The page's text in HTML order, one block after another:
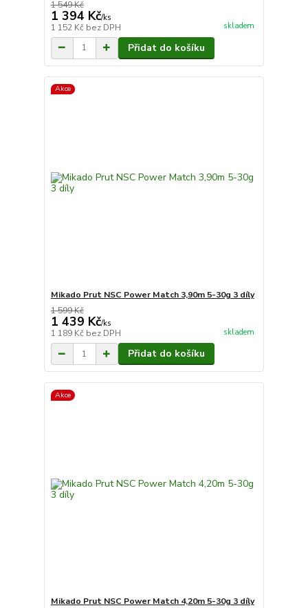
1 549 Kč
1 394 Kč/ks
1 152 Kč bez DPH skladem
Přidat do košíku
Akce
Mikado Prut NSC Power Match 3,90m 5-30g 3 díly
1 599 Kč
1 439 Kč/ks
1 189 Kč bez DPH skladem
Přidat do košíku
Akce
Mikado Prut NSC Power Match 4,20m 5-30g 3 díly